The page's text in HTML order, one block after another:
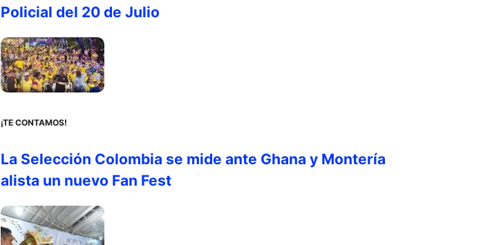
Policial del 20 de Julio
¡TE CONTAMOS!
La Selección Colombia se mide ante Ghana y Montería
alista un nuevo Fan Fest